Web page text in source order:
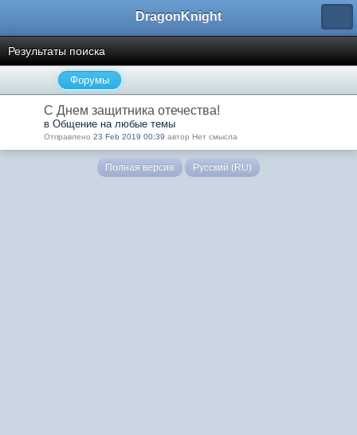
DragonKnight
Результаты поиска
Форумы
С Днем защитника отечества!
в Общение на любые темы
Отправлено 23 Feb 2019 00:39 автор Нет смысла
Полная версия Русский (RU)